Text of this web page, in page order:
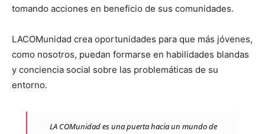
tomando acciones en beneficio de sus comunidades.
LACOMunidad crea oportunidades para que más jóvenes,
como nosotros, puedan formarse en habilidades blandas
y conciencia social sobre las problemáticas de su
entorno.
LA COMunidad es una puerta hacia un mundo de